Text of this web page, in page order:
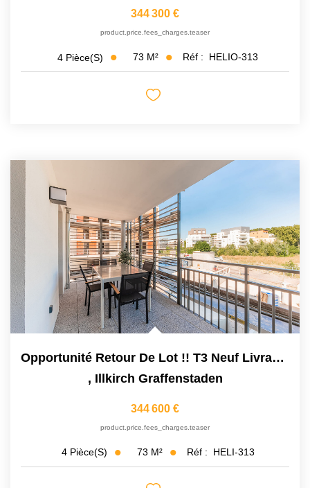
344 300 €
product.price.fees_charges.teaser
4 Pièce(s) 73 M² Réf : HELIO-313
Opportunité Retour De Lot !! T3 Neuf Livrable De Suite....
, Illkirch Graffenstaden
344 600 €
product.price.fees_charges.teaser
4 Pièce(s) 73 M² Réf : HELI-313